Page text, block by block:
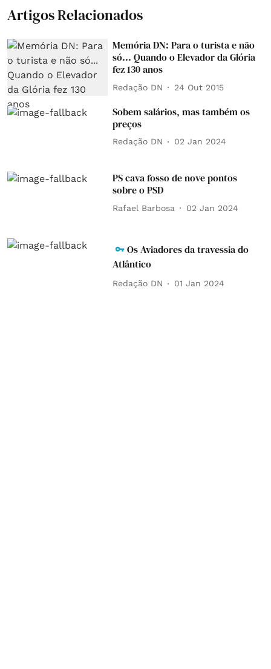
Artigos Relacionados
Memória DN: Para o turista e não
só... Quando o Elevador da Glória
fez 130 anos
Redação DN 24 Out 2015
Sobem salários, mas também os
preços
Redação DN 02 Jan 2024
PS cava fosso de nove pontos
sobre o PSD
Rafael Barbosa 02 Jan 2024
Os Aviadores da travessia do
Atlântico
Redação DN 01 Jan 2024